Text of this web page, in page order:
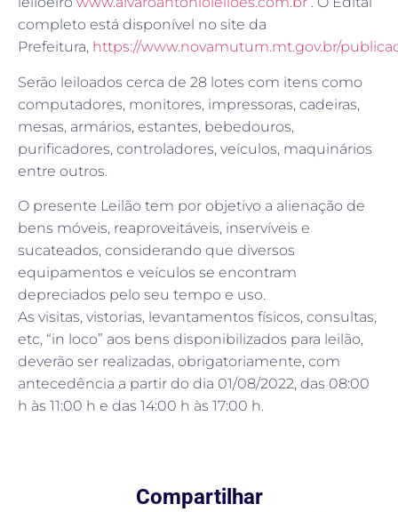
completo está disponível no site da
Prefeitura, https://www.novamutum.mt.gov.br/
Serão leiloados cerca de 28 lotes com itens como
computadores, monitores, impressoras, cadeiras,
mesas, armários, estantes, bebedouros,
purificadores, controladores, veículos, maquinários
entre outros.
O presente Leilão tem por objetivo a alienação de
bens móveis, reaproveitáveis, inservíveis e
sucateados, considerando que diversos
equipamentos e veículos se encontram
depreciados pelo seu tempo e uso.
As visitas, vistorias, levantamentos físicos, consultas,
etc, “in loco” aos bens disponibilizados para leilão,
deverão ser realizadas, obrigatoriamente, com
antecedência a partir do dia 01/08/2022, das 08:00
h às 11:00 h e das 14:00 h às 17:00 h.
Compartilhar